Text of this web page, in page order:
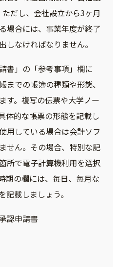
だし、会社設立から3ヶ月
場合には、事業年度が終了
しなければなりません。
書」の「参考事項」欄に
までの帳簿の種類や形態、
す。複写の伝票や大学ノー
体的な帳票の形態を記載し
用している場合は会計ソフ
せん。その場合、特別な記
所で電子計算機利用を選択
期の欄には、毎日、毎月な
記載しましょう。
認申請書